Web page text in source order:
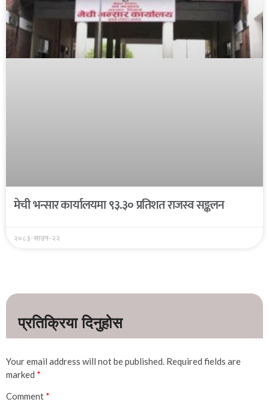
मेची भन्सार कार्यालयमा ९३.३० प्रतिशत राजस्व सङ्कलन
२०८३-साउन-२२
Your email address will not be published. Required fields are
marked *
Comment *